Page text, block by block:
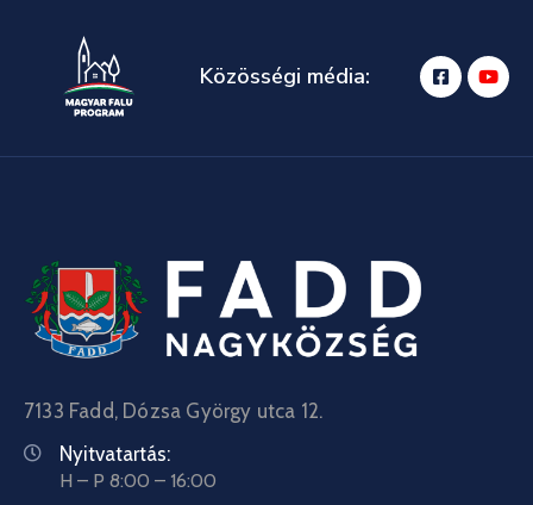
Közösségi média:
7133 Fadd, Dózsa György utca 12.
Nyitvatartás:
H – P 8:00 – 16:00